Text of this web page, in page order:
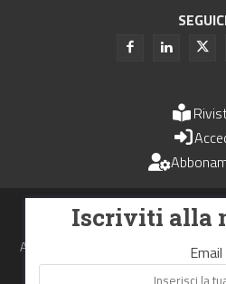
Uomini e Trasporti è un periodico
Periodica
Autorizzazione del Tribunale di
Webdesign made
Iscriviti alla
Email